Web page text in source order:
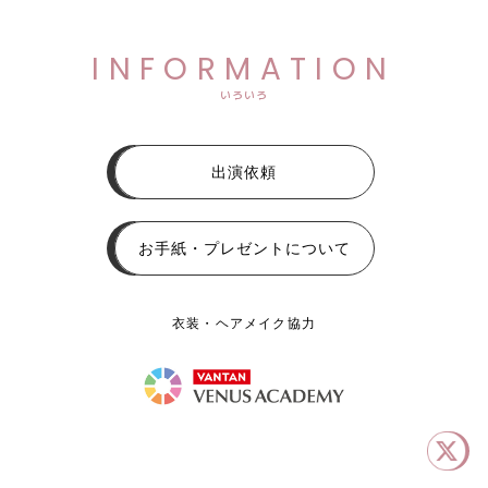
INFORMATION
いろいろ
出演依頼
お手紙・プレゼントについて
衣装・ヘアメイク協力